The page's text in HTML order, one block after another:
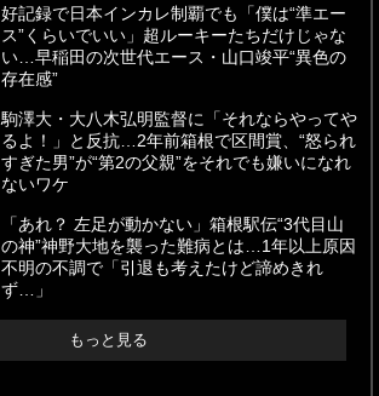
好記録で日本インカレ制覇でも「僕は“準エー
ス”くらいでいい」超ルーキーたちだけじゃな
い…早稲田の次世代エース・山口竣平“異色の
存在感”
駒澤大・大八木弘明監督に「それならやってや
るよ！」と反抗…2年前箱根で区間賞、“怒られ
すぎた男”が“第2の父親”をそれでも嫌いになれ
ないワケ
「あれ？ 左足が動かない」箱根駅伝“3代目山
の神”神野大地を襲った難病とは…1年以上原因
不明の不調で「引退も考えたけど諦めきれ
ず…」
もっと見る